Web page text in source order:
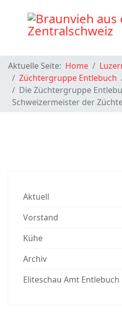
Aktuelle Seite: Home
Züchtergruppe Entlebuch
Die Züchtergruppe
Schweizermeister der
Aktuell
Vorstand
Kühe
Archiv
Eliteschau Amt Entlebuch